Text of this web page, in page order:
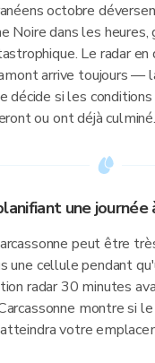
octobre
Noire dans les heures,
Le radar
arrive toujours —
décide si les
ou ont déjà culminé.
une journée
peut être
une cellule pendant
radar 30 minutes
montre si
votre